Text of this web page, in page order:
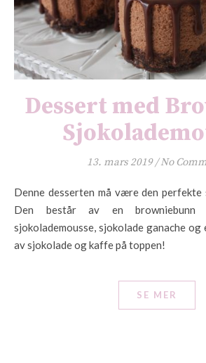
Dessert med
13. mars 2019/No
Denne desserten må være den perfekte sjokoladedesserten!
Den består av en browniebunn
sjokolademousse, sjokolade ganache og
av sjokolade og kaffe på toppen!
SE MER